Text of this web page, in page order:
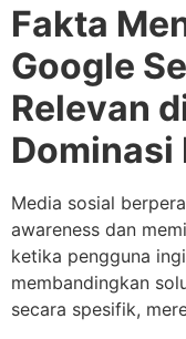
Fakta
Google
Relevan
Dominasi
Media sosial
awareness dan
ketika pengguna
membandingkan
secara spesifik,